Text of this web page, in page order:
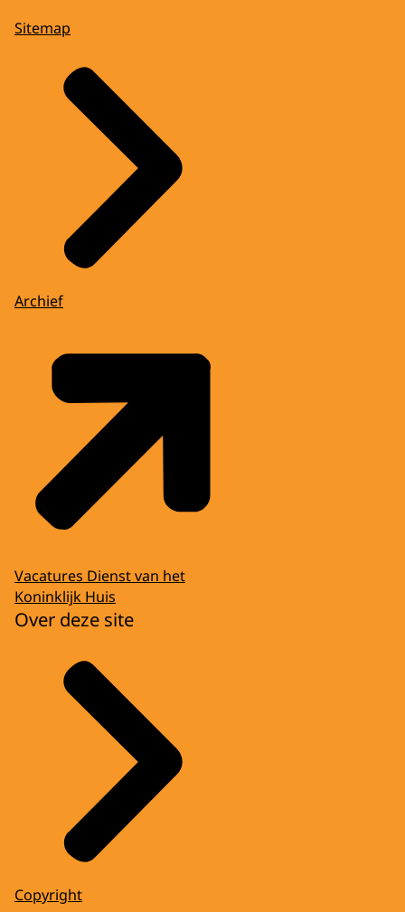
Sitemap
Archief
Vacatures Dienst van het
Koninklijk Huis
Over deze site
Copyright